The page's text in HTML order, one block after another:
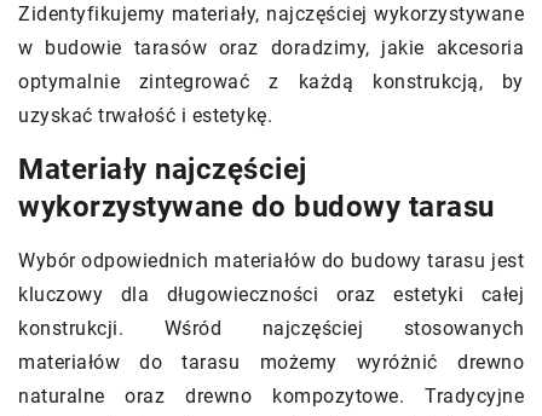
Zidentyfikujemy materiały, najczęściej wykorzystywane
w budowie tarasów oraz doradzimy, jakie akcesoria
optymalnie zintegrować z każdą konstrukcją, by
uzyskać trwałość i estetykę.
Materiały najczęściej
wykorzystywane do budowy tarasu
Wybór odpowiednich materiałów do budowy tarasu jest
kluczowy dla długowieczności oraz estetyki całej
konstrukcji. Wśród najczęściej stosowanych
materiałów do tarasu możemy wyróżnić drewno
naturalne oraz drewno kompozytowe. Tradycyjne